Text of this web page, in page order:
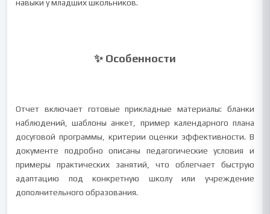
навыки у младших школьников.
✨ Особенности
Отчет включает готовые прикладные материалы: бланки
наблюдений, шаблоны анкет, пример календарного плана
досуговой программы, критерии оценки эффективности. В
документе подробно описаны педагогические условия и
примеры практических занятий, что облегчает быструю
адаптацию под конкретную школу или учреждение
дополнительного образования.